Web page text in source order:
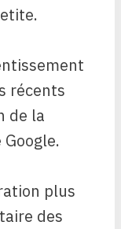
récents
de la
plus
des